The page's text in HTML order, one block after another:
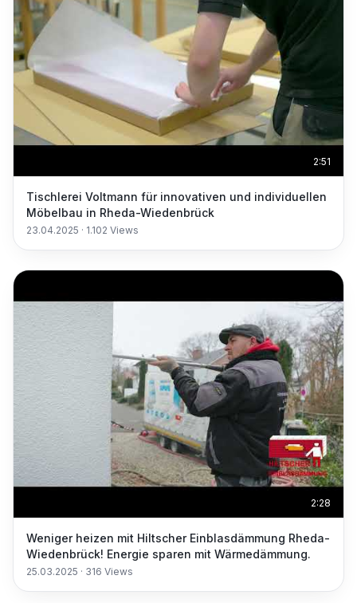
2:51
Tischlerei Voltmann für innovativen und individuellen
Möbelbau in Rheda-Wiedenbrück
23.04.2025 · 1.102 Views
2:28
Weniger heizen mit Hiltscher Einblasdämmung Rheda-
Wiedenbrück! Energie sparen mit Wärmedämmung.
25.03.2025 · 316 Views